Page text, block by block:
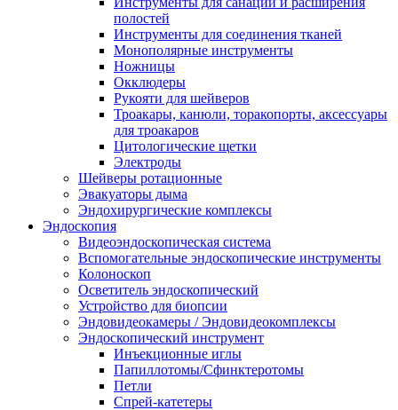
полостей
Инструменты для соединения тканей
Монополярные инструменты
Ножницы
Окклюдеры
Рукояти для шейверов
Троакары, канюли, торакопорты, аксессуары
для троакаров
Цитологические щетки
Электроды
Шейверы ротационные
Эвакуаторы дыма
Эндохирургические комплексы
Эндоскопия
Видеоэндоскопическая система
Вспомогательные эндоскопические инструменты
Колоноскоп
Осветитель эндоскопический
Устройство для биопсии
Эндовидеокамеры / Эндовидеокомплексы
Эндоскопический инструмент
Инъекционные иглы
Папиллотомы/Сфинктеротомы
Петли
Спрей-катетеры